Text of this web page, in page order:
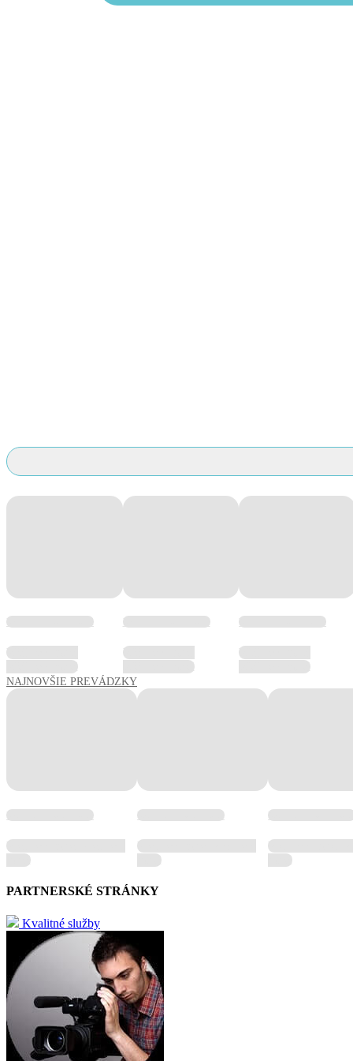
Wellness hotel hotel
Wellness hotel
Wellness hotel
Wellness hotel hotel
Wellness hotel
Wellness hotel
Wellness hotel hotel
Wellness hotel
Wellness hotel
NAJNOVŠIE PREVÁDZKY
Wellness hotel hotel
Wellness hotel Wellness
hotel
Wellness hotel hotel
Wellness hotel Wellness
hotel
Wellness hotel
Wellness hotel
hotel
PARTNERSKÉ STRÁNKY
Kvalitné služby